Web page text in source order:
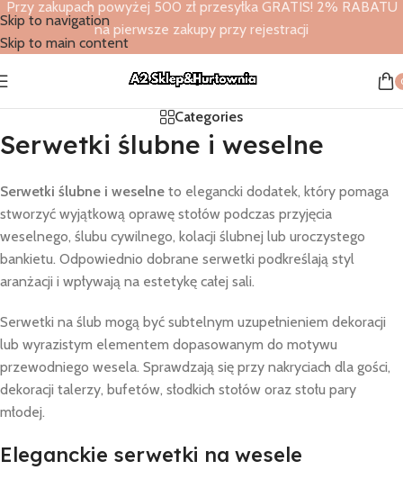
Skip to navigation
Skip to main content
Przy zakupach powyżej 500 zł przesyłka GRATIS! 2% RABATU
na pierwsze zakupy przy rejestracji
Categories
Serwetki ślubne i weselne
Serwetki ślubne i weselne to elegancki dodatek, który pomaga
stworzyć wyjątkową oprawę stołów podczas przyjęcia
weselnego, ślubu cywilnego, kolacji ślubnej lub uroczystego
bankietu. Odpowiednio dobrane serwetki podkreślają styl
aranżacji i wpływają na estetykę całej sali.
Serwetki na ślub mogą być subtelnym uzupełnieniem dekoracji
lub wyrazistym elementem dopasowanym do motywu
przewodniego wesela. Sprawdzają się przy nakryciach dla gości,
dekoracji talerzy, bufetów, słodkich stołów oraz stołu pary
młodej.
Eleganckie serwetki na wesele